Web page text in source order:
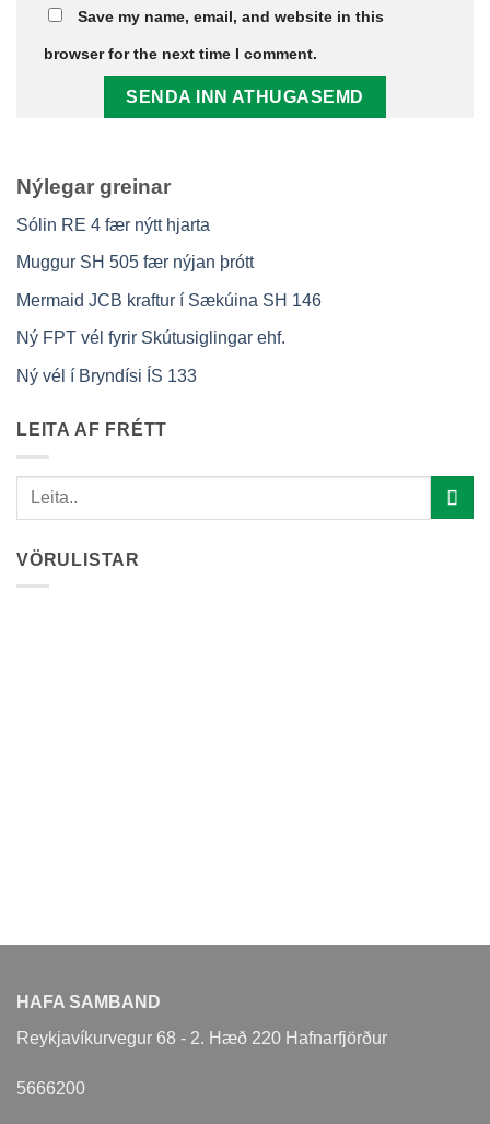
Save my name, email, and website in this
browser for the next time I comment.
Nýlegar greinar
Sólin RE 4 fær nýtt hjarta
Muggur SH 505 fær nýjan þrótt
Mermaid JCB kraftur í Sækúina SH 146
Ný FPT vél fyrir Skútusiglingar ehf.
Ný vél í Bryndísi ÍS 133
LEITA AF FRÉTT
VÖRULISTAR
HAFA SAMBAND
Reykjavíkurvegur 68 - 2. Hæð 220 Hafnarfjörður
5666200